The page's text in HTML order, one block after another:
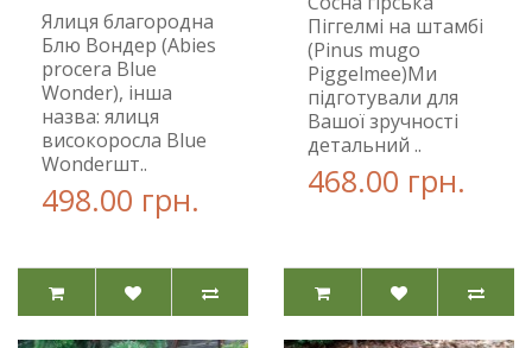
Ялиця благородна
Блю Вондер (Abies
procera Blue
Wonder), інша
назва: ялиця
високоросла Blue
Wonderшт..
498.00 грн.
Піггелмі на штамбі
(Pinus mugo
Piggelmee)Ми
підготували для
Вашої зручності
детальний ..
468.00 грн.